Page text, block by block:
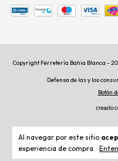
Al navegar por este sitio
experiencia de compra.
Copyright Ferretería Bahia Blanca -
Defensa de las y los
Botón